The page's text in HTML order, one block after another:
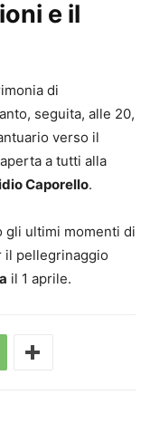
e il
di
seguita, alle 20,
verso il
a tutti alla
Caporello.
gli ultimi momenti di
il pellegrinaggio
il 1 aprile.